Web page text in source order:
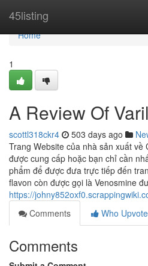
45listing
Home
Home
1
A Review Of
scottl318ckr4 503 days ago
Trang Website của nhà sản xuất về
được cung cấp hoặc bạn chỉ cần
phẩm để được đưa trực tiếp đến
flavon còn được gọi là Venosmine
https://
Comments
Who
Comments